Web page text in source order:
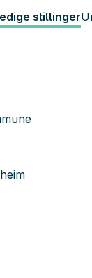
stillinger